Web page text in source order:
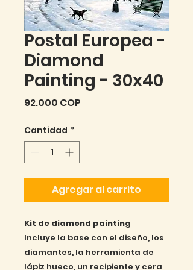
Postal Europea -
Diamond
Painting - 30x40
92.000 COP
Cantidad *
Agregar al carrito
Kit de diamond painting
Incluye la base con el diseño, los
diamantes, la herramienta de
lápiz hueco, un recipiente y cera